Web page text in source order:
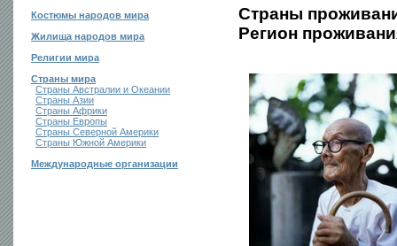
Костюмы народов мира
Жилища народов мира
Религии мира
Страны мира
Страны Австралии и Океании
Страны Азии
Страны Африки
Страны Европы
Страны Северной Америки
Страны Южной Америки
Международные организации
Страны
Регион